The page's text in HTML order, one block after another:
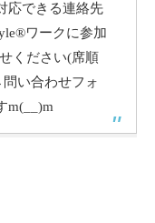
応できる連絡先
®️ワークに参加
ください(席順
問い合わせフォ
m(__)m